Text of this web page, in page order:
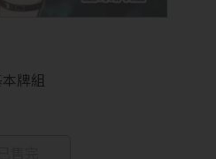
牌組